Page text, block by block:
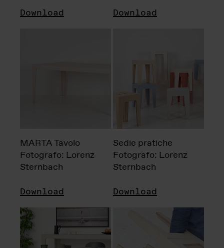
Download Download
MARTA Tavolo
Fotografo: Lorenz
Sternbach
Download
Sedie pratiche
Fotografo: Lorenz
Sternbach
Download